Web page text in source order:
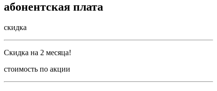
абонентская плата
скидка
Скидка на 2 месяца!
стоимость по акции